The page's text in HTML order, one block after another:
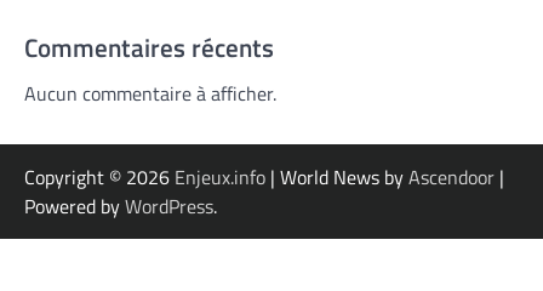
Commentaires récents
Aucun commentaire à afficher.
Copyright © 2026 Enjeux.info | World News byAscendoor |
Powered byWordPress.